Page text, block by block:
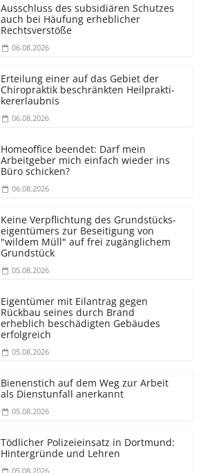
Ausschluss des subsidiären Schutzes
auch bei Häufung erheblicher
Rechtsverstöße
06.08.2026
Erteilung einer auf das Gebiet der
Chiropraktik beschränkten Heilprakti­
kererlaubnis
06.08.2026
Homeoffice beendet: Darf mein
Arbeitgeber mich einfach wieder ins
Büro schicken?
06.08.2026
Keine Verpflichtung des Grundstücks­
eigentümers zur Beseitigung von
"wildem Müll" auf frei zugänglichem
Grundstück
05.08.2026
Eigentümer mit Eilantrag gegen
Rückbau seines durch Brand
erheblich beschädigten Gebäudes
erfolgreich
05.08.2026
Bienenstich auf dem Weg zur Arbeit
als Dienstunfall anerkannt
05.08.2026
Tödlicher Polizeieinsatz in Dortmund:
Hintergründe und Lehren
05.08.2026